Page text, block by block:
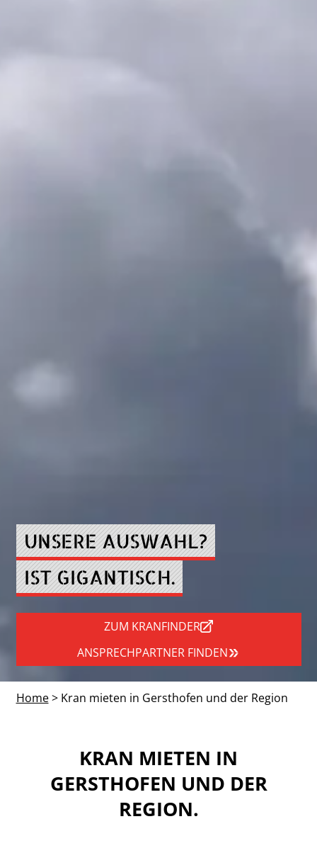
UNSERE AUSWAHL?
IST GIGANTISCH.
ZUM KRANFINDER
ANSPRECHPARTNER FINDEN
Home> Kran mieten in Gersthofen und der Region
KRAN MIETEN IN
GERSTHOFEN UND DER
REGION.